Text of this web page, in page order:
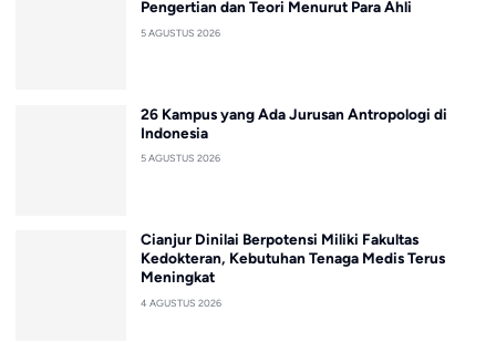
Pengertian dan Teori Menurut Para Ahli
5 AGUSTUS 2026
26 Kampus yang Ada Jurusan Antropologi di
Indonesia
5 AGUSTUS 2026
Cianjur Dinilai Berpotensi Miliki Fakultas
Kedokteran, Kebutuhan Tenaga Medis Terus
Meningkat
4 AGUSTUS 2026